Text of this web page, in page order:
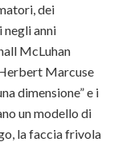
dei
anni
McLuhan
Marcuse
dimensione” e i
un modello di
la faccia frivola